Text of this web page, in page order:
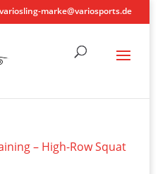
variosling-marke@variosports.de
– High-Row Squat